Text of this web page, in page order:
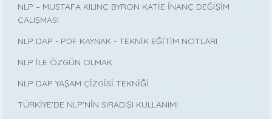
NLP – MUSTAFA KILINÇ BYRON KATİE İNANÇ DEĞİŞİM
ÇALIŞMASI
NLP DAP - PDF KAYNAK - TEKNİK EĞİTİM NOTLARI
NLP İLE ÖZGÜN OLMAK
NLP DAP YAŞAM ÇİZGİSİ TEKNİĞİ
TÜRKİYE'DE NLP'NİN SIRADIŞI KULLANIMI